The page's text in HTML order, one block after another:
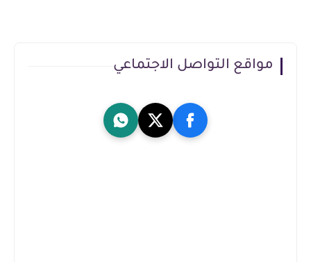
مواقع التواصل الاجتماعي